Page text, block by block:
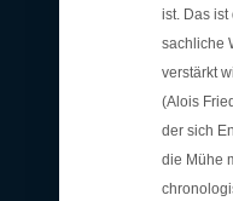
ist. Das
sachliche
verstärkt
(Alois
der sich
die Mühe